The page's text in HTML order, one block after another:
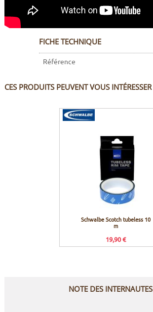
FICHE TECHNIQUE
Référence
CES PRODUITS PEUVENT VOUS INTÉRESSER
Schwalbe Scotch tubeless 10
m
19,90 €
NOTE DES INTERNAUTES